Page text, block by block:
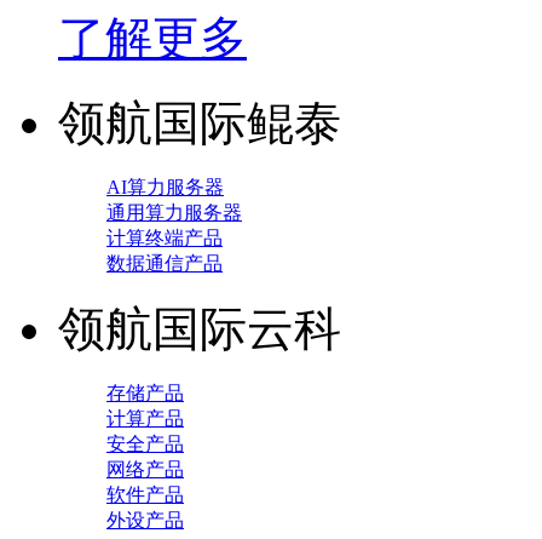
了解更多
领航国际鲲泰
AI算力服务器
通用算力服务器
计算终端产品
数据通信产品
领航国际云科
存储产品
计算产品
安全产品
网络产品
软件产品
外设产品